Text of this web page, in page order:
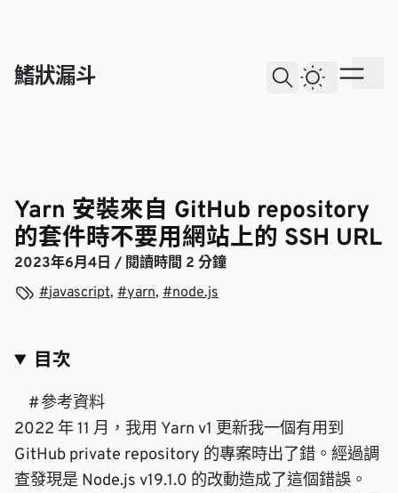
skip to content
鰭狀漏斗 Open Search
Dark
Yarn 安裝來自 GitHub repository
的套件時不要用網站上的 SSH URL
2023年6月4日 / 閱讀時間 2 分鐘
View more blogs with the tag
javascript, View more blogs with the tag
yarn, View more blogs with the tag
node.js
目次
#參考資料
2022 年 11 月，我用 Yarn v1 更新我一個有用到
GitHub private repository 的專案時出了錯。經過調
查發現是 Node.js v19.1.0 的改動造成了這個錯誤。